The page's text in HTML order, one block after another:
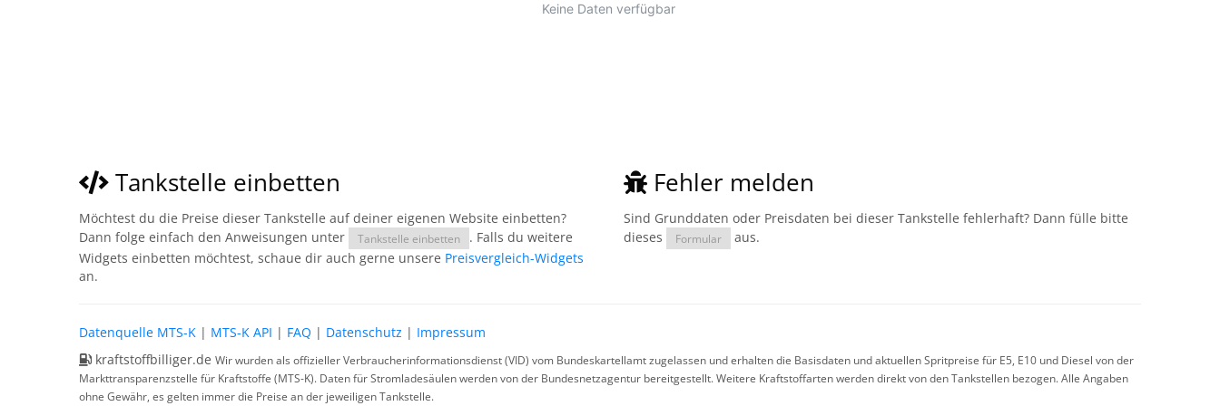
Tankstelle einbetten
Möchtest du die Preise dieser Tankstelle auf deiner eigenen Website einbetten?
Dann folge einfach den Anweisungen unter
Tankstelle einbetten
. Falls du weitere
Widgets einbetten möchtest, schaue dir auch gerne unsere Preisvergleich-Widgets
an.
Fehler melden
Sind Grunddaten oder Preisdaten bei dieser Tankstelle fehlerhaft? Dann fülle bitte
dieses
Formular aus.
Datenquelle MTS-K | MTS-K API | FAQ | Datenschutz | Impressum
kraftstoffbilliger.de Wir wurden als offizieller Verbraucherinformationsdienst (VID) vom Bundeskartellamt zugelassen und erhalten die Basisdaten und aktuellen Spritpreise für E5, E10 und Diesel von der
Markttransparenzstelle für Kraftstoffe (MTS-K). Daten für Stromladesäulen werden von der Bundesnetzagentur bereitgestellt. Weitere Kraftstoffarten werden direkt von den Tankstellen bezogen. Alle Angaben
ohne Gewähr, es gelten immer die Preise an der jeweiligen Tankstelle.